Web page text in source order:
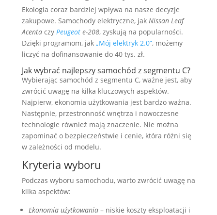
Ekologia coraz bardziej wpływa na nasze decyzje
zakupowe. Samochody elektryczne, jak Nissan Leaf
Acentaczy Peugeote-208, zyskują na popularności.
Dzięki programom, jak „Mój elektryk 2.0”, możemy
liczyć na dofinansowanie do 40 tys. zł.
Jak wybrać najlepszy samochód z segmentu C?
Wybierając samochód z segmentu C, ważne jest, aby
zwrócić uwagę na kilka kluczowych aspektów.
Najpierw, ekonomia użytkowania jest bardzo ważna.
Następnie, przestronność wnętrza i nowoczesne
technologie również mają znaczenie. Nie można
zapominać o bezpieczeństwie i cenie, która różni się
w zależności od modelu.
Kryteria wyboru
Podczas wyboru samochodu, warto zwrócić uwagę na
kilka aspektów:
Ekonomia użytkowania– niskie koszty eksploatacji i